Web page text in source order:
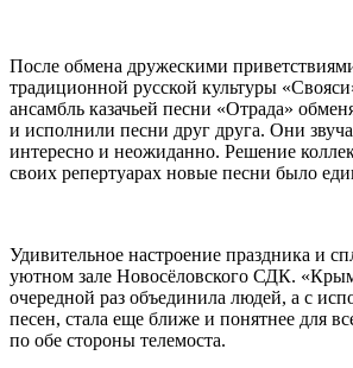
После обмена дружескими
традиционной русской культуры
ансамбль казачьей песни «Отрада»
и исполнили песни друг друга. Они
интересно и неожиданно. Решение
своих репертуарах новые песни было
Удивительное настроение праздника и
уютном зале Новосёловского СДК.
очередной раз объединила людей, а с
песен, стала еще ближе и понятнее для
по обе стороны телемоста.